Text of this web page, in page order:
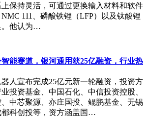
保持灵活，可通过更换输入材料和软件
111、磷酸铁锂（LFP）以及钛酸锂
。他认为…
能赛道，银河通用获25亿融资，行业热
人宣布完成25亿元新一轮融资，投资方
投资基金、中国石化、中信投资控股、
中芯聚源、亦庄国投、鲲鹏基金、无锡
科创投等，资方涵盖国…